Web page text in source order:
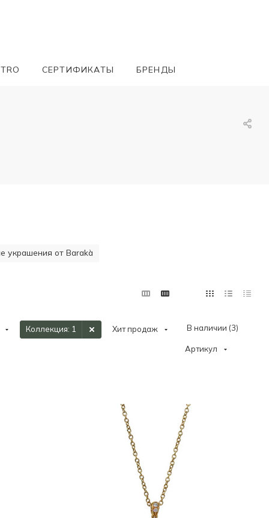
СЕРТИФИКАТЫ БРЕНДЫ
украшения от Barakà
Коллекция: 1 Хит продаж В наличии (3)
Артикул